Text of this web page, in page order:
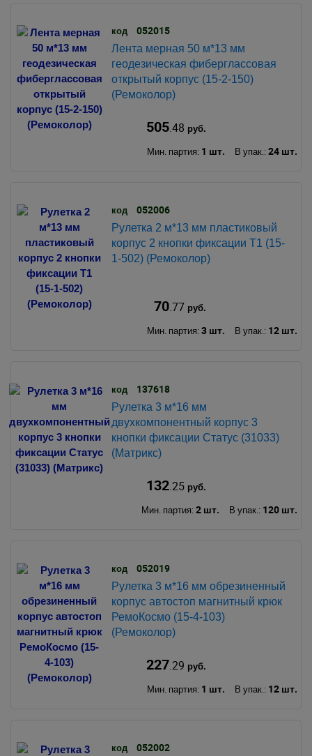
код 052015
Лента мерная 50 м*13 мм
геодезическая фиберглассовая
открытый корпус (15-2-150)
(Ремоколор)
505.48 руб.
Мин. партия: 1 шт. В упак.: 24 шт.
код 052006
Рулетка 2 м*13 мм пластиковый
корпус 2 кнопки фиксации Т1 (15-
1-502) (Ремоколор)
70.77 руб.
Мин. партия: 3 шт. В упак.: 12 шт.
код 137618
Рулетка 3 м*16 мм
двухкомпонентный корпус 3
кнопки фиксации Статус (31033)
(Матрикс)
132.25руб.
Мин. партия: 2 шт. В упак.: 120 шт.
код 052019
Рулетка 3 м*16 мм обрезиненный
корпус автостоп магнитный крюк
РемоКосмо (15-4-103)
(Ремоколор)
227.29 руб.
Мин. партия: 1 шт. В упак.: 12 шт.
код 052002